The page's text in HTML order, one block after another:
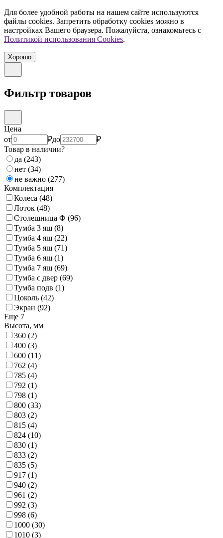
Для более удобной работы на нашем сайте используются
файлы сookies. Запретить обработку cookies можно в
настройках Вашего браузера. Пожалуйста, ознакомьтесь с
Политикой использования Cookies.
Хорошо
Фильтр товаров
Цена
от
₽до
₽
Товар в наличии?
да (243)
нет (34)
не важно (277)
Комплектация
Колеса (48)
Лоток (48)
Столешница Ф (96)
Тумба 3 ящ (8)
Тумба 4 ящ (22)
Тумба 5 ящ (71)
Тумба 6 ящ (1)
Тумба 7 ящ (69)
Тумба c двер (69)
Тумба подв (1)
Цоколь (42)
Экран (92)
Еще 7
Высота, мм
360 (2)
400 (3)
600 (11)
762 (4)
785 (4)
792 (1)
798 (1)
800 (33)
803 (2)
815 (4)
824 (10)
830 (1)
833 (2)
835 (5)
917 (1)
940 (2)
961 (2)
992 (3)
998 (6)
1000 (30)
1010 (3)